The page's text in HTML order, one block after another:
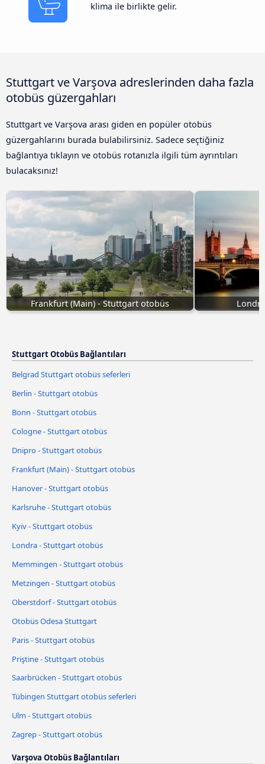
klima ile birlikte gelir.
Stuttgart ve Varşova adreslerinden daha fazla
otobüs güzergahları
Stuttgart ve Varşova arası giden en popüler otobüs
güzergahlarını burada bulabilirsiniz. Sadece seçtiğiniz
bağlantıya tıklayın ve otobüs rotanızla ilgili tüm ayrıntıları
bulacaksınız!
Frankfurt (Main) - Stuttgart otobüs
Stuttgart Otobüs Bağlantıları
Belgrad Stuttgart otobüs seferleri
Berlin - Stuttgart otobüs
Bonn - Stuttgart otobüs
Cologne - Stuttgart otobüs
Dnipro - Stuttgart otobüs
Frankfurt (Main) - Stuttgart otobüs
Hanover - Stuttgart otobüs
Karlsruhe - Stuttgart otobüs
Kyiv - Stuttgart otobüs
Londra - Stuttgart otobüs
Memmingen - Stuttgart otobüs
Metzingen - Stuttgart otobüs
Oberstdorf - Stuttgart otobüs
Otobüs Odesa Stuttgart
Paris - Stuttgart otobüs
Priştine - Stuttgart otobüs
Saarbrücken - Stuttgart otobüs
Tübingen Stuttgart otobüs seferleri
Ulm - Stuttgart otobüs
Zagrep - Stuttgart otobüs
Varşova Otobüs Bağlantıları